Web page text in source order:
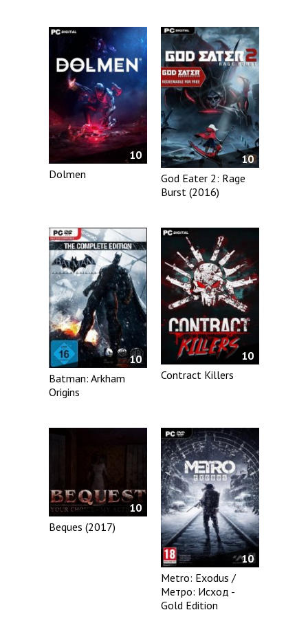
10
Dolmen
10
God Eater 2: Rage
Burst (2016)
10
Batman: Arkham
Origins
10
Contract Killers
10
Beques (2017)
10
Metro: Exodus /
Метро: Исход -
Gold Edition